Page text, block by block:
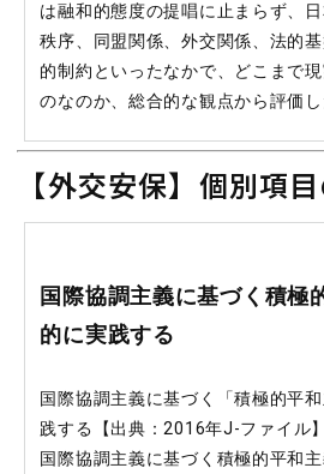
は融和的態度の提唱に止まらず、
秩序、同盟関係、外交関係、法的
的制約といったなかで、どこまで
のなのか、総合的な観点から評価し
【外交安保】個別項
国際協調主義に基づく積極
的に実践する
国際協調主義に基づく「積極的平
践する【出典：2016年J-ファイル】
国際協調主義に基づく積極的平和